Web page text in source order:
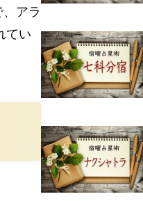
アラ
てい